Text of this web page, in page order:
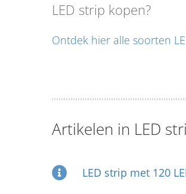
LED strip kopen?
Ontdek hier alle soorten
Artikelen in LED
LED strip met 120